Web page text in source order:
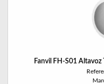
Fanvil FH-S01